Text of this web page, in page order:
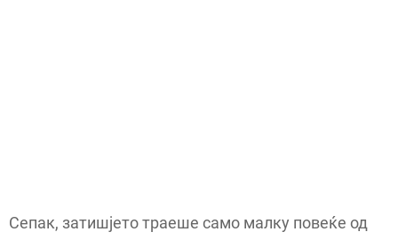
Сепак, затишјето траеше само малку повеќе од